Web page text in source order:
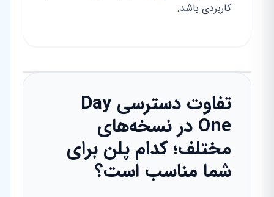
کاربردی باشد.
تفاوت دسترسی Day
One در نسخه‌های
مختلف؛ کدام پلن برای
شما مناسب است؟